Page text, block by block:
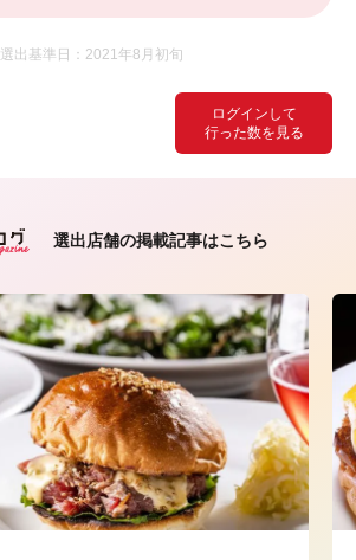
ログインして
行った数を見る
選出基準日：2021年8月初旬
選出店舗の掲載記事はこちら